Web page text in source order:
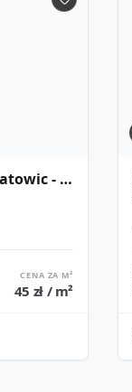
Biura w śródmieściu Katowic - różne powierzchnie | DL Central
CENA ZA M²
45 zł / m²